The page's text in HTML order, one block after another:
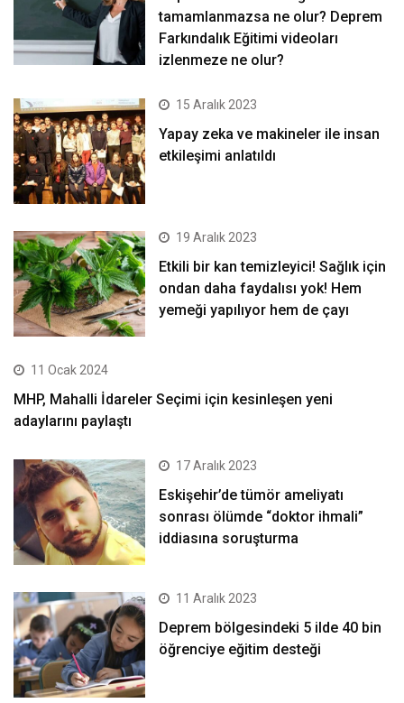
tamamlanmazsa ne olur? Deprem
Farkındalık Eğitimi videoları
izlenmeze ne olur?
15 Aralık 2023
Yapay zeka ve makineler ile insan
etkileşimi anlatıldı
19 Aralık 2023
Etkili bir kan temizleyici! Sağlık için
ondan daha faydalısı yok! Hem
yemeği yapılıyor hem de çayı
11 Ocak 2024
MHP, Mahalli İdareler Seçimi için kesinleşen yeni
adaylarını paylaştı
17 Aralık 2023
Eskişehir’de tümör ameliyatı
sonrası ölümde “doktor ihmali”
iddiasına soruşturma
11 Aralık 2023
Deprem bölgesindeki 5 ilde 40 bin
öğrenciye eğitim desteği